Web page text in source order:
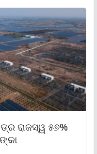
ରାଜସ୍ୱ ୫୭%